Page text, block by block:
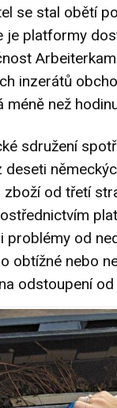
se stal obětí
je platformy
inzerátů
méně než
sdružení
deseti
zboží od třetí
problémy od
obtížné nebo
odstoupení od